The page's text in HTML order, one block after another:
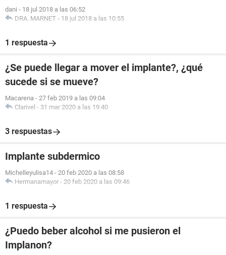
dani - 18 jul 2018 a las 06:52
DRA. MARNET - 18 jul 2018 a las 10:55
1 respuesta
¿Se puede llegar a mover el implante?, ¿qué
sucede si se mueve?
Macarena - 27 feb 2019 a las 09:04
Clarivel - 31 mar 2020 a las 19:40
3 respuestas
Implante subdermico
Michelleyulisa14 - 20 feb 2020 a las 08:58
Hermanamayor - 20 feb 2020 a las 09:46
1 respuesta
¿Puedo beber alcohol si me pusieron el
Implanon?